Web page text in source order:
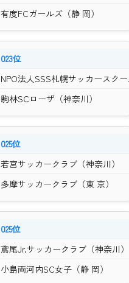
有度FCガールズ（静 岡）
023位
NPO法人SSS札幌サッカースク
駒林SCローザ（神奈川）
025位
若宮サッカークラブ（神奈川）
多摩サッカークラブ（東 京）
025位
鳶尾Jr.サッカークラブ（神奈川）
小島両河内SC女子（静 岡）